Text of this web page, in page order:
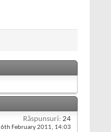
Răspunsuri: 24
6th February 2011, 14:03